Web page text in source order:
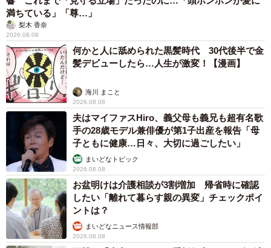
執筆している。
満ちている」「尊…」
梨木 香奈
2026.08.08
何かと人に舐められた黒髪時代 30代後半で金
髪デビューしたら…人生が激変！【漫画】
海川 まこと
2026.08.08
夫はマイファスHiro、義父母も義兄も超有名歌
手の28歳モデル兼俳優が第1子出産を報告「母
子ともに健康…日々、大切に過ごしたい」
まいどなトピック
2026.08.08
お盆明けは介護相談が3割増加 帰省時に確認
したい「離れて暮らす親の異変」チェックポイ
ントは？
まいどなニュース情報部
2026.08.08